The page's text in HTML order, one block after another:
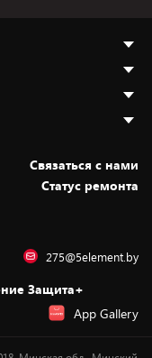
Cвязаться с нами
Статус ремонта
275@5element.by
Защита+
App Gallery